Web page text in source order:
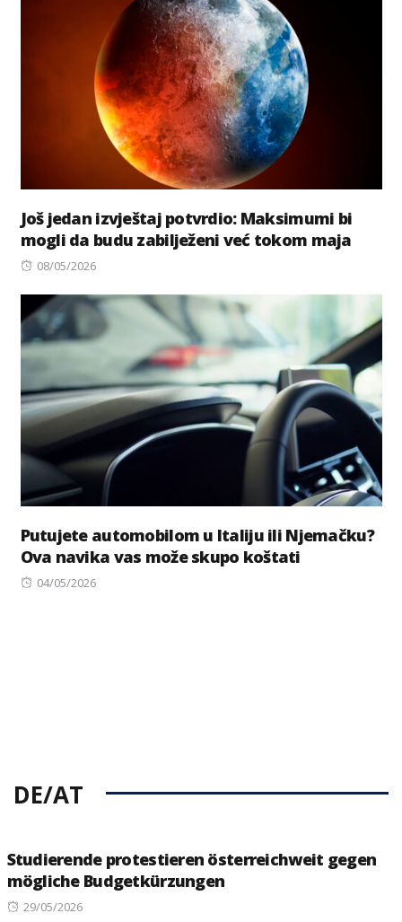
Još jedan izvještaj potvrdio: Maksimumi bi
mogli da budu zabilježeni već tokom maja
Posted
08/05/2026
Putujete automobilom u Italiju ili Njemačku?
Ova navika vas može skupo koštati
Posted
04/05/2026
DE/AT
Studierende protestieren österreichweit gegen
mögliche Budgetkürzungen
Posted
29/05/2026